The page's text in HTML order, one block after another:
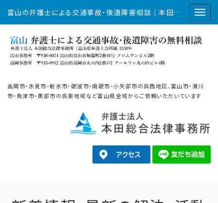
富山の弁護士による交通事故・後遺障害相談｜本田総合法律事務所
高岡市・氷見市・射水市・砺波市・南砺市・小矢部市の呉西地区、富山市・滑川
市・魚津市・黒部市の呉東地域など富山県全域からご依頼いただいています